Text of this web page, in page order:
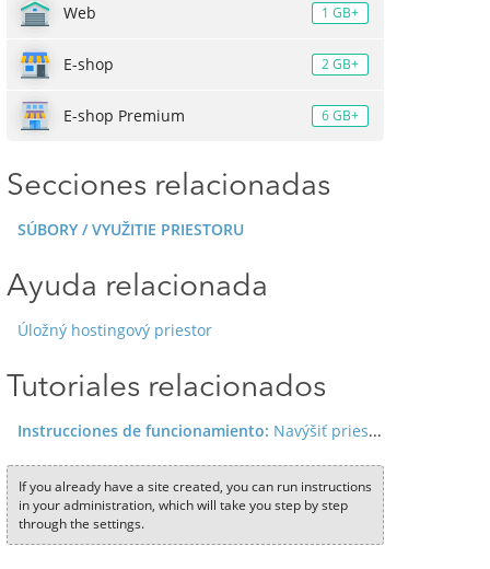
Web 1 GB+
E-shop 2 GB+
E-shop Premium 6 GB+
Secciones relacionadas
SÚBORY / VYUŽITIE PRIESTORU
Ayuda relacionada
Úložný hostingový priestor
Tutoriales relacionados
Instrucciones de funcionamiento: Navýšiť priestor
If you already have a site created, you can run instructions
in your administration, which will take you step by step
through the settings.